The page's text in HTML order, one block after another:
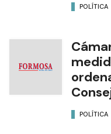
POLÍTICA
POLÍTICA